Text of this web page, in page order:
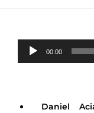
Reproductor
de
00:00
Daniel